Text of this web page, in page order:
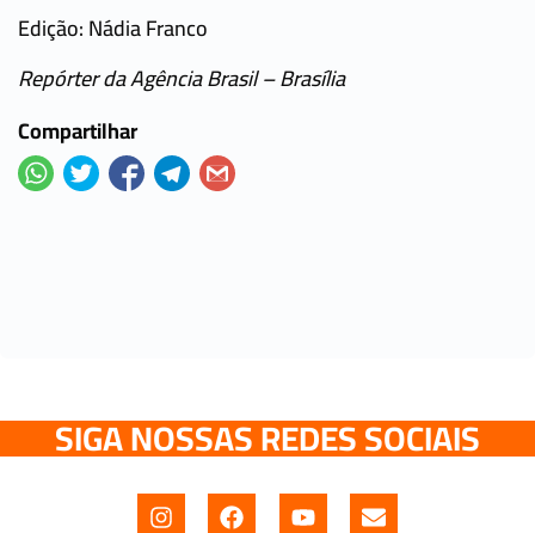
Edição: Nádia Franco
Repórter da Agência Brasil – Brasília
Compartilhar
SIGA NOSSAS REDES SOCIAIS